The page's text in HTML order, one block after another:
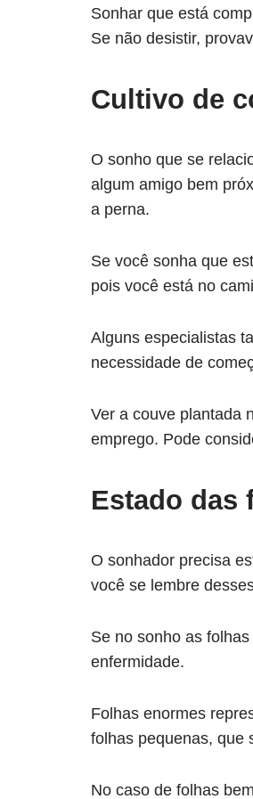
Sonhar que está
Se não desistir,
Cultivo de
O sonho que se
algum amigo bem
a perna.
Se você sonha que
pois você está no
Alguns especialistas
necessidade de
Ver a couve plantada
emprego. Pode
Estado das
O sonhador precisa
você se lembre
Se no sonho as
enfermidade.
Folhas enormes
folhas pequenas, que
No caso de folhas